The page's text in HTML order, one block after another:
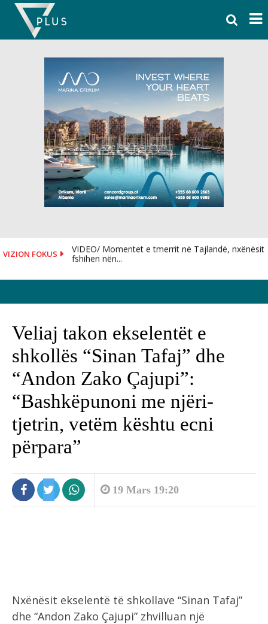
Skip
content
VIZION FOKUS
VIDEO/ Momentet e tmerrit në Tajlandë, nxënësit
fshihen nën...
Veliaj takon ekselentët e
shkollës “Sinan Tafaj” dhe
“Andon Zako Çajupi”:
“Bashkëpunoni me njëri-
tjetrin, vetëm kështu ecni
përpara”
19 Mars 19:20
Nxënësit ekselentë të shkollave “Sinan Tafaj”
dhe “Andon Zako Çajupi” zhvilluan një